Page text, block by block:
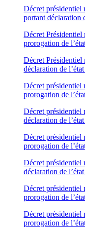
Décret présidentiel
portant déclaration
Décret Présidentiel
prorogation de
Décret Présidentiel
déclaration de
Décret présidentiel
prorogation de
Décret présidentiel
déclaration de
Décret présidentiel
prorogation de
Décret présidentiel
déclaration de
Décret présidentiel
prorogation de
Décret présidentiel
prorogation de